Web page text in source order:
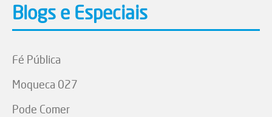
Blogs e Especiais
Fé Pública
Moqueca 027
Pode Comer